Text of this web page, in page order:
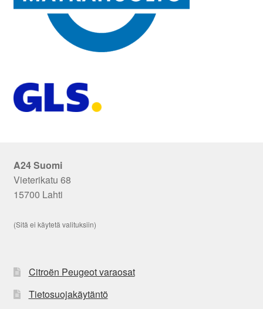
A24 Suomi
Vieterikatu 68
15700 Lahti
(Sitä ei käytetä valituksiin)
Citroën Peugeot varaosat
Tietosuojakäytäntö